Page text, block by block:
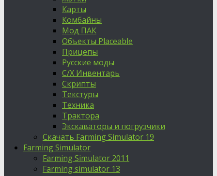
Карты
Комбайны
Мод ПАК
Объекты Placeable
Прицепы
Русские моды
С/Х Инвентарь
Скрипты
Текстуры
Техника
Трактора
Экскаваторы и погрузчики
Скачать Farming Simulator 19
Farming Simulator
Farming Simulator 2011
Farming simulator 13